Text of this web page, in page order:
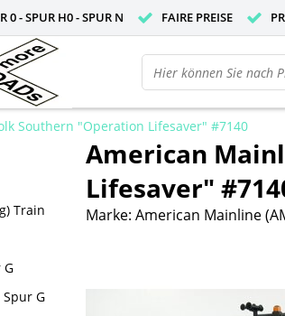
0 - SPUR H0 - SPUR N FAIRE PREISE
Southern "Operation Lifesaver" #7140
Train
G
G
American
Lifesaver"
Marke: American Mainline